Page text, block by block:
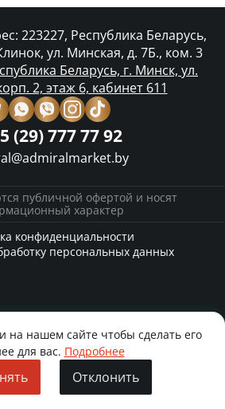
223227, Республика Беларусь,
ул. Минская, д. 7Б., ком. 3
Беларусь, г. Минск, ул.
2, этаж 6, кабинет 611
(29) 777 77 92
публичной офертой и носят
характер
конфиденциальности
персональных данных
на нашем сайте чтобы сделать его
для вас. Подробнее
Отклонить